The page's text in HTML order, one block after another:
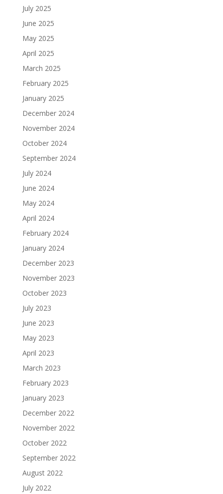
July 2025
June 2025
May 2025
April 2025
March 2025
February 2025
January 2025
December 2024
November 2024
October 2024
September 2024
July 2024
June 2024
May 2024
April 2024
February 2024
January 2024
December 2023
November 2023
October 2023
July 2023
June 2023
May 2023
April 2023
March 2023
February 2023
January 2023
December 2022
November 2022
October 2022
September 2022
August 2022
July 2022